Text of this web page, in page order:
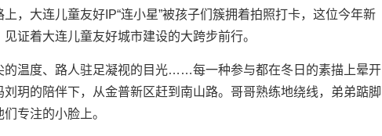
，大连儿童友好IP“连小星”被孩子们簇拥着拍照打卡，这位今年新
证着大连儿童友好城市建设的大跨步前行。
的温度、路人驻足凝视的目光……每一种参与都在冬日的素描上晕开
玥的陪伴下，从金普新区赶到南山路。哥哥熟练地绕线，弟弟踮脚
专注的小脸上。